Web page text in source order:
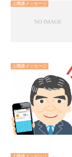
上機嫌メッセージ
上機嫌メッセージ
上機嫌メッセージ